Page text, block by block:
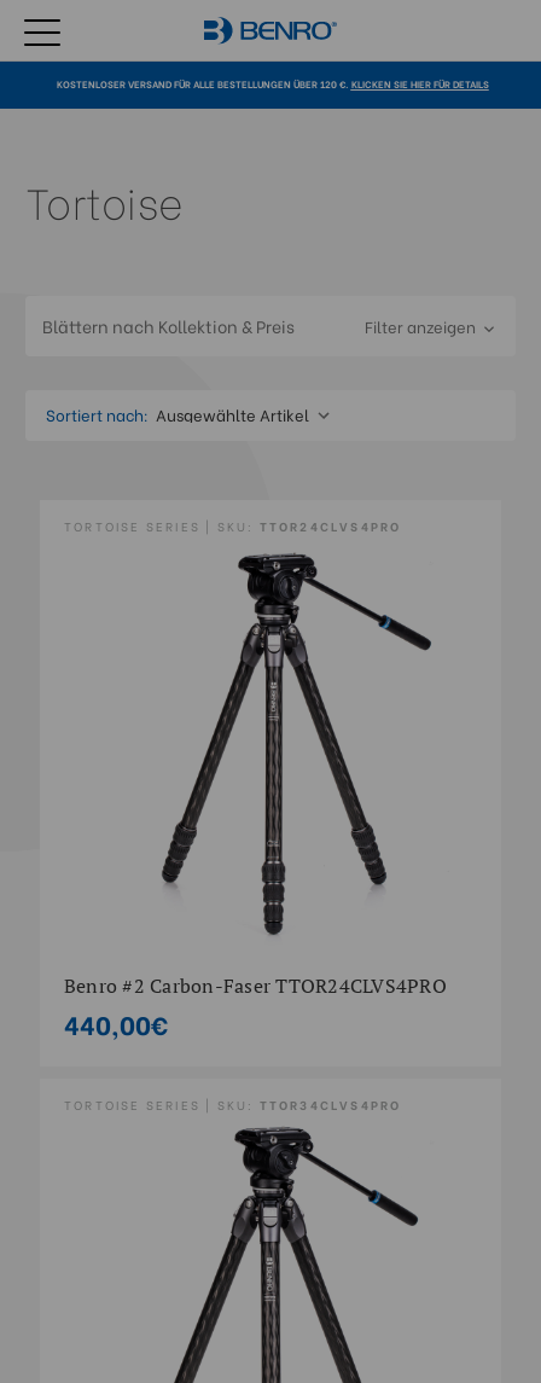
KOSTENLOSER VERSAND FÜR ALLE BESTELLUNGEN ÜBER 120 €. KLICKEN SIE HIER FÜR DETAILS
Tortoise
Blättern nach Kollektion & Preis Filter anzeigen
Sortiert nach:
TORTOISE SERIES | SKU: TTOR24CLVS4PRO
Benro #2 Carbon-Faser TTOR24CLVS4PRO
440,00€
TORTOISE SERIES | SKU: TTOR34CLVS4PRO